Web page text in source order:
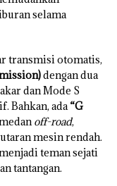
selama
transmisi otomatis,
dengan dua
dan Mode S
Bahkan, ada“G
off-road,
mesin rendah.
teman sejati
tantangan.